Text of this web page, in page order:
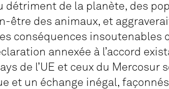
de la planète, des
être des animaux, et
conséquences insoutenables
annexée à l’accord
de l’UE et ceux du Mercosur
et un échange inégal,